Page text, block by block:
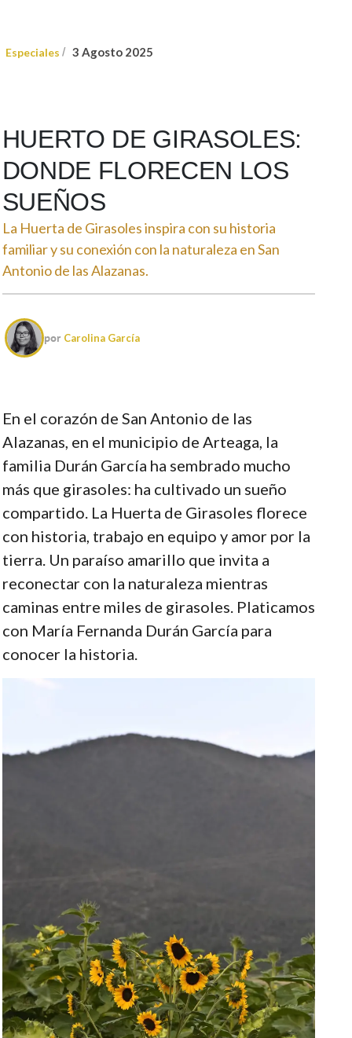
Especiales / 3 Agosto 2025
HUERTO DE GIRASOLES:
DONDE FLORECEN LOS
SUEÑOS
La Huerta de Girasoles inspira con su historia
familiar y su conexión con la naturaleza en San
Antonio de las Alazanas.
por Carolina García
En el corazón de San Antonio de las
Alazanas, en el municipio de Arteaga, la
familia Durán García ha sembrado mucho
más que girasoles: ha cultivado un sueño
compartido. La Huerta de Girasoles florece
con historia, trabajo en equipo y amor por la
tierra. Un paraíso amarillo que invita a
reconectar con la naturaleza mientras
caminas entre miles de girasoles. Platicamos
con María Fernanda Durán García para
conocer la historia.